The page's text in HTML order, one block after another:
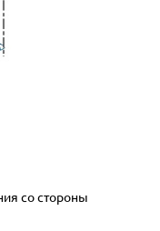
со стороны